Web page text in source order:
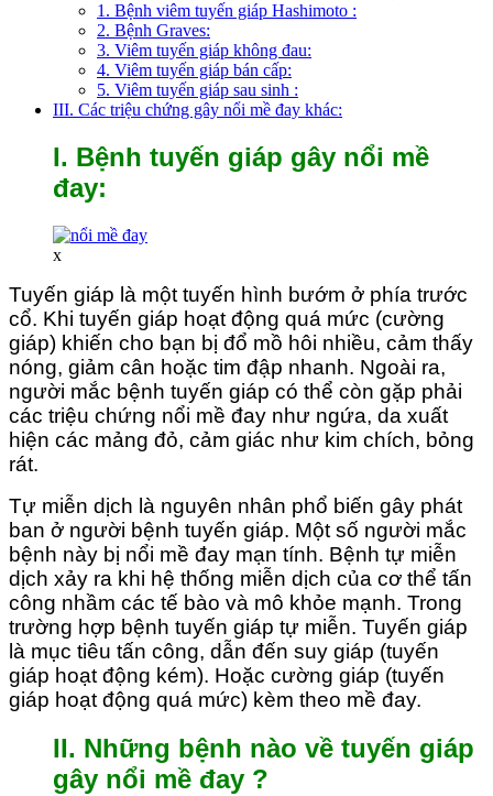
1. Bệnh viêm tuyến giáp Hashimoto :
2. Bệnh Graves:
3. Viêm tuyến giáp không đau:
4. Viêm tuyến giáp bán cấp:
5. Viêm tuyến giáp sau sinh :
III. Các triệu chứng gây nổi mề đay khác:
I. Bệnh tuyến giáp gây nổi mề
đay:
x
Tuyến giáp là một tuyến hình bướm ở phía trước
cổ. Khi tuyến giáp hoạt động quá mức (cường
giáp) khiến cho bạn bị đổ mồ hôi nhiều, cảm thấy
nóng, giảm cân hoặc tim đập nhanh. Ngoài ra,
người mắc bệnh tuyến giáp có thể còn gặp phải
các triệu chứng nổi mề đay như ngứa, da xuất
hiện các mảng đỏ, cảm giác như kim chích, bỏng
rát.
Tự miễn dịch là nguyên nhân phổ biến gây phát
ban ở người bệnh tuyến giáp. Một số người mắc
bệnh này bị nổi mề đay mạn tính. Bệnh tự miễn
dịch xảy ra khi hệ thống miễn dịch của cơ thể tấn
công nhầm các tế bào và mô khỏe mạnh. Trong
trường hợp bệnh tuyến giáp tự miễn. Tuyến giáp
là mục tiêu tấn công, dẫn đến suy giáp (tuyến
giáp hoạt động kém). Hoặc cường giáp (tuyến
giáp hoạt động quá mức) kèm theo mề đay.
II. Những bệnh nào về tuyến giáp
gây nổi mề đay ?